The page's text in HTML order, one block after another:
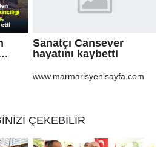
Sanatçı Cansever
hayatını kaybetti
www.marmarisyenisayfa.com
ÇEKEBİLİR